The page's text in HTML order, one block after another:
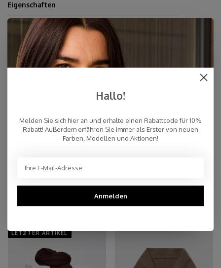
Eigenschaften
10% Kaschmir, 40% Merinowolle, 30% Viskose, 20%
Polyamid.
Circa 80 x 210-220 cm
Handwäsche
Hergestellt in Europa & Mulesing-frei
Persönlicher Kundenservice
Top Reviews 9.4
You may also like
LETZTER ARTIKEL
Hallo!
Melden Sie sich hier an und erhalte einen Rabattcode für 10%
Rabatt! Außerdem erfähren Sie immer als Erster von neuen
Farben, Modellen und Aktionen!
Anmelden